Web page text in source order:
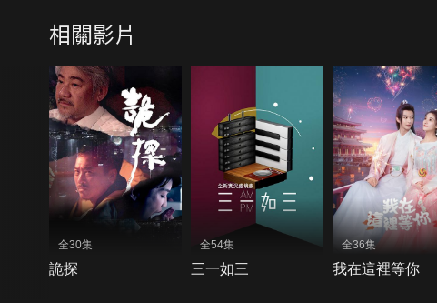
相關影片
全30集
詭探
全54集
三一如三
全36集
我在這裡等你